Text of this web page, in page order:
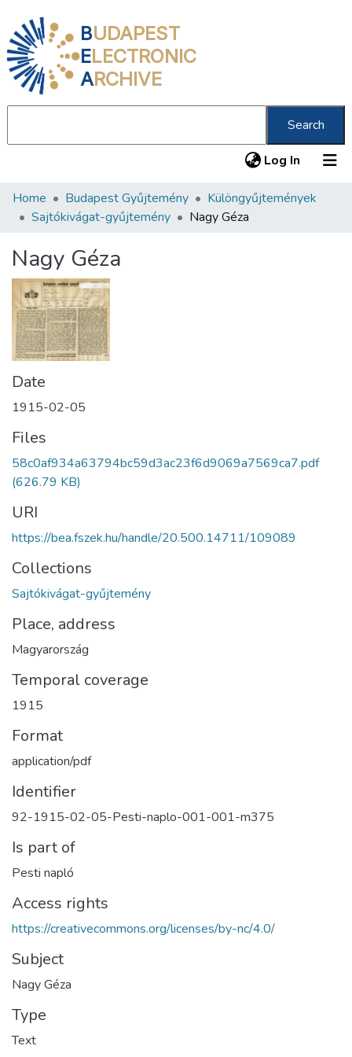
BUDAPEST
ELECTRONIC
ARCHIVE
Search
Log In (current)
Communities & Collections
Statistics
About us
Home Budapest Gyűjtemény
Különgyűjtemények
Sajtókivágat-gyűjtemény
Nagy Géza
Nagy Géza
Date
1915-02-05
Files
58c0af934a63794bc59d3ac23f6d9069a7569ca7.pdf
(626.79 KB)
URI
https://bea.fszek.hu/handle/20.500.14711/109089
Collections
Sajtókivágat-gyűjtemény
Place, address
Magyarország
Temporal coverage
1915
Format
application/pdf
Identifier
92-1915-02-05-Pesti-naplo-001-001-m375
Is part of
Pesti napló
Access rights
https://creativecommons.org/licenses/by-nc/4.0/
Subject
Nagy Géza
Type
Text